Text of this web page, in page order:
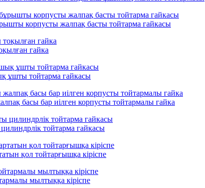
корпусты жалпақ басты тойтарма гайкасы
гайка
ұшты тойтарма гайкасы
басы бар иілген корпусты тойтармалы гайка
тойтарма гайкасы
қол тойтарғышқа кіріспе
мылтыққа кіріспе